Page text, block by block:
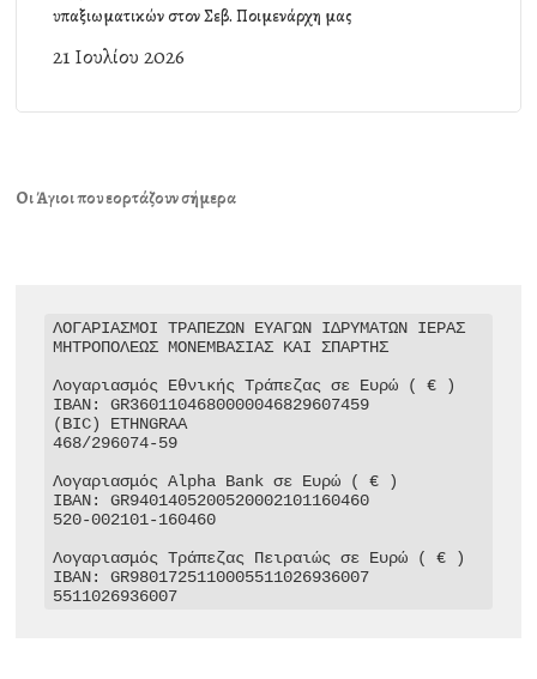
υπαξιωματικών στον Σεβ. Ποιμενάρχη μας
21 Ιουλίου 2026
Οι Άγιοι που εορτάζουν σήμερα
ΛΟΓΑΡΙΑΣΜΟΙ ΤΡΑΠΕΖΩΝ ΕΥΑΓΩΝ ΙΔΡΥΜΑΤΩΝ ΙΕΡΑΣ
ΜΗΤΡΟΠΟΛΕΩΣ ΜΟΝΕΜΒΑΣΙΑΣ ΚΑΙ ΣΠΑΡΤΗΣ
Λογαριασμός Εθνικής Τράπεζας σε Ευρώ ( € )
IBAN: GR3601104680000046829607459
(BIC) ETHNGRAA
468/296074-59
Λογαριασμός Alpha Bank σε Ευρώ ( € )
IBAN: GR9401405200520002101160460
520-002101-160460
Λογαριασμός Τράπεζας Πειραιώς σε Ευρώ ( € )
IBAN: GR9801725110005511026936007
5511026936007